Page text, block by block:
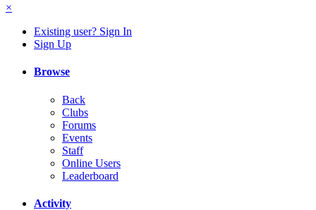
×
Existing user? Sign In
Sign Up
Browse
Back
Clubs
Forums
Events
Staff
Online Users
Leaderboard
Activity